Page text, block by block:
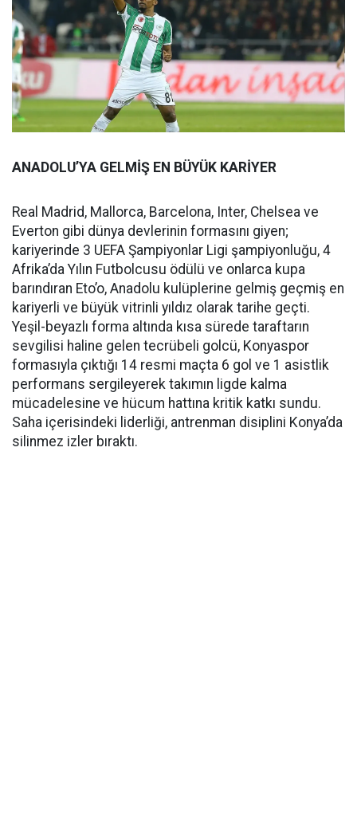
ANADOLU’YA GELMİŞ EN BÜYÜK KARİYER
Real Madrid, Mallorca, Barcelona, Inter, Chelsea ve
Everton gibi dünya devlerinin formasını giyen;
kariyerinde 3 UEFA Şampiyonlar Ligi şampiyonluğu, 4
Afrika’da Yılın Futbolcusu ödülü ve onlarca kupa
barındıran Eto’o, Anadolu kulüplerine gelmiş geçmiş en
kariyerli ve büyük vitrinli yıldız olarak tarihe geçti.
Yeşil-beyazlı forma altında kısa sürede taraftarın
sevgilisi haline gelen tecrübeli golcü, Konyaspor
formasıyla çıktığı 14 resmi maçta 6 gol ve 1 asistlik
performans sergileyerek takımın ligde kalma
mücadelesine ve hücum hattına kritik katkı sundu.
Saha içerisindeki liderliği, antrenman disiplini Konya’da
silinmez izler bıraktı.